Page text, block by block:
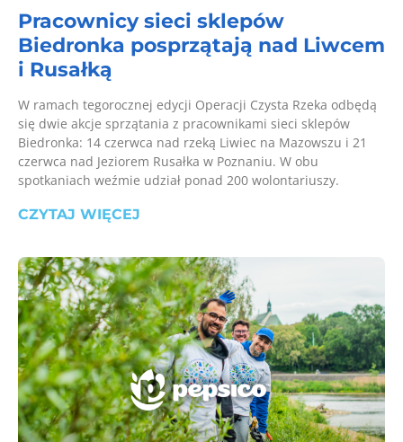
Pracownicy sieci sklepów
Biedronka posprzątają nad Liwcem
i Rusałką
W ramach tegorocznej edycji Operacji Czysta Rzeka odbędą
się dwie akcje sprzątania z pracownikami sieci sklepów
Biedronka: 14 czerwca nad rzeką Liwiec na Mazowszu i 21
czerwca nad Jeziorem Rusałka w Poznaniu. W obu
spotkaniach weźmie udział ponad 200 wolontariuszy.
CZYTAJ WIĘCEJ